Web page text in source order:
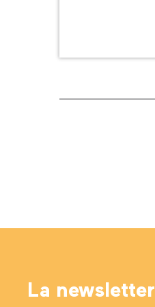
La newsletter